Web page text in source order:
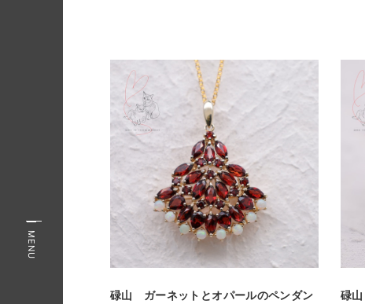
MENU
碌山 ガーネットとオパールのペンダン
碌